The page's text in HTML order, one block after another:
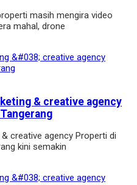
masih mengira video
mahal, drone
& creative agency
creative agency Properti di
kini semakin